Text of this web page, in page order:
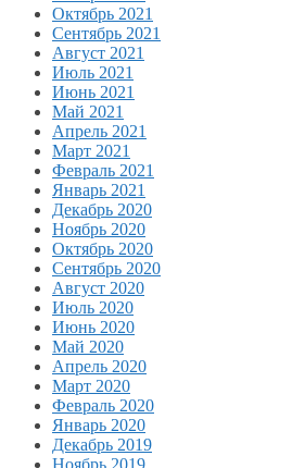
Октябрь 2021
Сентябрь 2021
Август 2021
Июль 2021
Июнь 2021
Май 2021
Апрель 2021
Март 2021
Февраль 2021
Январь 2021
Декабрь 2020
Ноябрь 2020
Октябрь 2020
Сентябрь 2020
Август 2020
Июль 2020
Июнь 2020
Май 2020
Апрель 2020
Март 2020
Февраль 2020
Январь 2020
Декабрь 2019
Ноябрь 2019